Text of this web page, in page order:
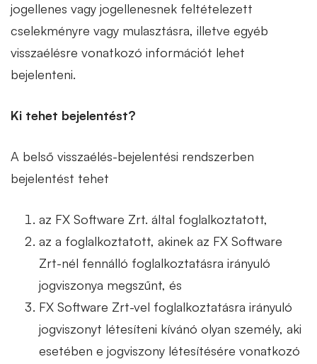
jogellenes vagy jogellenesnek feltételezett
cselekményre vagy mulasztásra, illetve egyéb
visszaélésre vonatkozó információt lehet
bejelenteni.
Ki tehet bejelentést?
A belső visszaélés-bejelentési rendszerben
bejelentést tehet
az FX Software Zrt. által foglalkoztatott,
az a foglalkoztatott, akinek az FX Software
Zrt-nél fennálló foglalkoztatásra irányuló
jogviszonya megszűnt, és
FX Software Zrt-vel foglalkoztatásra irányuló
jogviszonyt létesíteni kívánó olyan személy, aki
esetében e jogviszony létesítésére vonatkozó